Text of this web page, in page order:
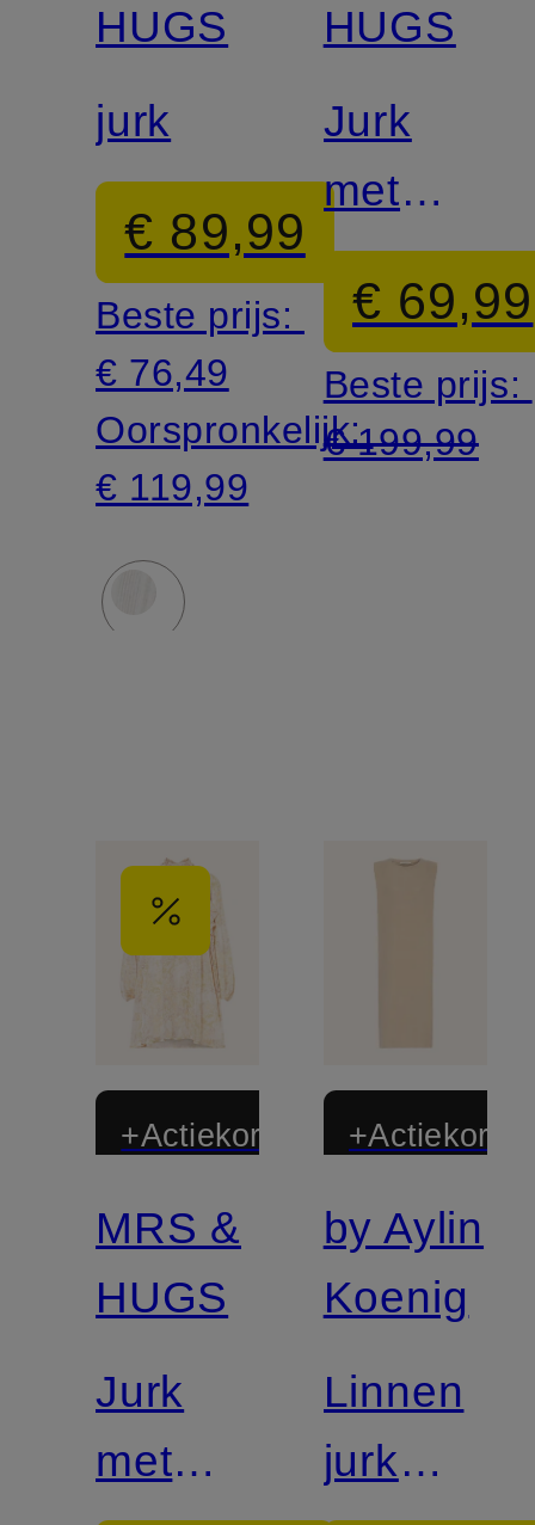
HUGS
jurk
€ 89,99
Beste prijs:
€ 76,49
Oorspronkelijk:
€ 119,99
HUGS
Jurk
met
volants
€ 69,99
Beste prijs:
€ 199,99
+Actiekorting
MRS &
HUGS
Jurk
met
by Aylin
Koenig
Linnen
jurk